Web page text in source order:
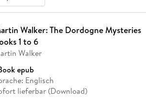
Walker: The Dordogne Mysteries
1 to 6
Walker
epub
Englisch
lieferbar (Download)